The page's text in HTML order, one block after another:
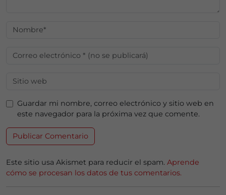
Guardar mi nombre, correo electrónico y sitio web en
este navegador para la próxima vez que comente.
Este sitio usa Akismet para reducir el spam. Aprende
cómo se procesan los datos de tus comentarios.